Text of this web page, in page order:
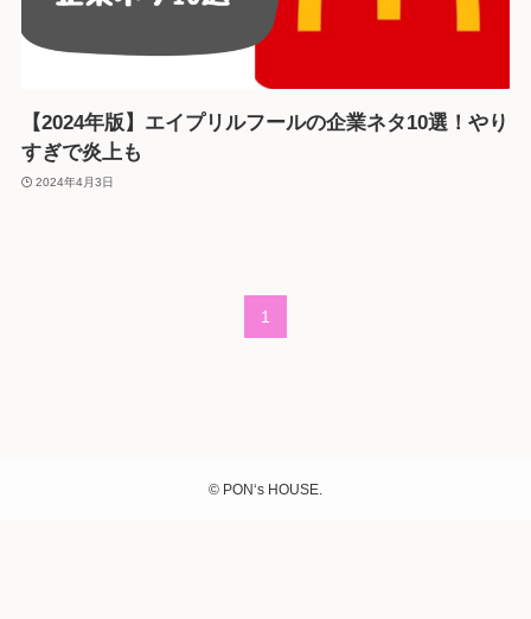
【2024年版】エイプリルフールの企業ネタ10選！やり
すぎで炎上も
2024年4月3日
1
© PON‘s HOUSE.